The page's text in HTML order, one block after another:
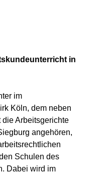
in
im
Köln, dem neben
Arbeitsgerichte
angehören,
Schulen des
Dabei wird im